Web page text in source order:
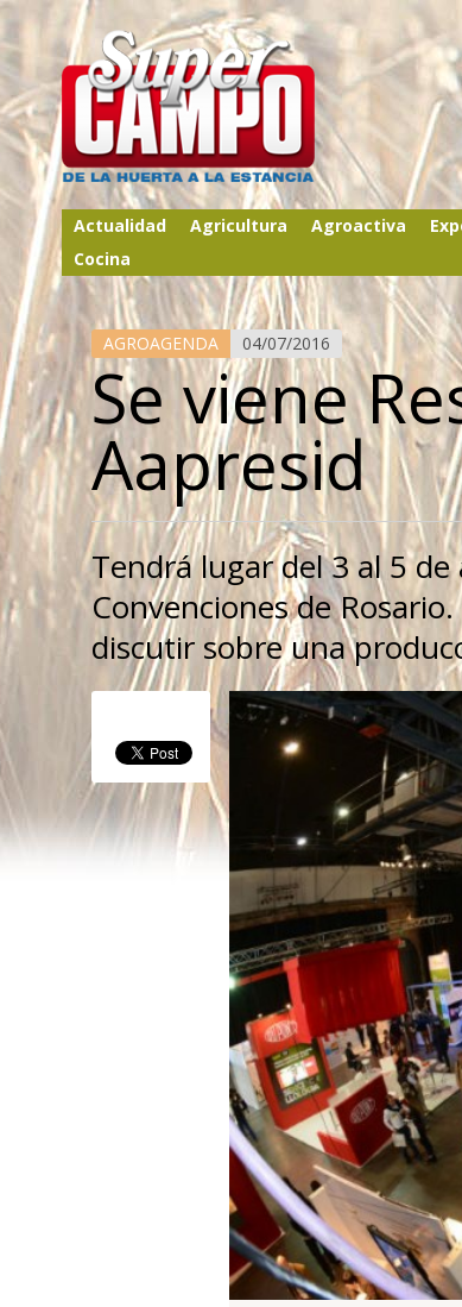
Actualidad Agricultura Agroactiva
Cocina
AGROAGENDA 04/07/2016
Se viene
Aapresid
Tendrá lugar del 3 al 5
Convenciones de
discutir sobre una